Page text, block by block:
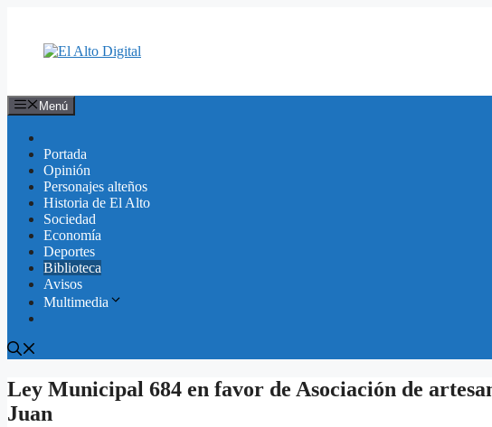
contenido
Menú
Portada
Opinión
Personajes alteños
Historia de El Alto
Sociedad
Economía
Deportes
Biblioteca
Avisos
Multimedia
Ley Municipal 684 en favor de Asociación de
Juan